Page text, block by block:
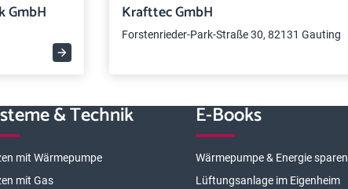
GmbH Krafttec GmbH
Forstenrieder-Park-Straße 30, 82131 Gauting
& Technik
mit Wärmepumpe
mit Gas
E-Books
Wärmepumpe & Energie sparen
Lüftungsanlage im Eigenheim